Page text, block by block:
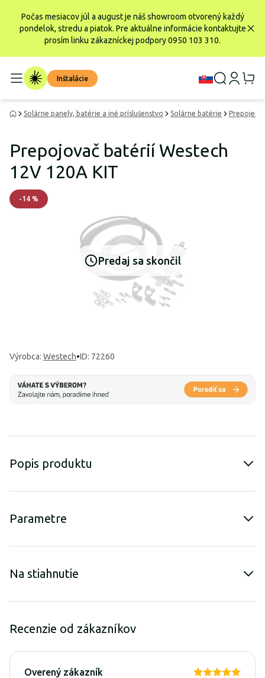
Počas mesiacov júl a august je náš showroom otvorený každý
pondelok, stredu a piatok. Pre aktuálne informácie kontaktujte
prosím linku zákazníckej podpory 0950 103 310.
Inštalácie
Solárne panely, batérie a iné príslušenstvo Solárne batérie
Prepojovač batérií Westech
12V 120A KIT
-14 %
Predaj sa skončil
Výrobca: Westech•ID: 72260
Popis produktu
Parametre
Na stiahnutie
Recenzie od zákazníkov
Overený zákazník